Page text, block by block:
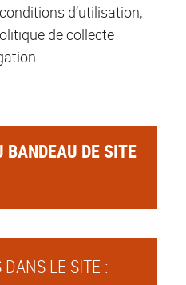
d’utilisation,
de collecte
BANDEAU DE SITE
DANS LE SITE :